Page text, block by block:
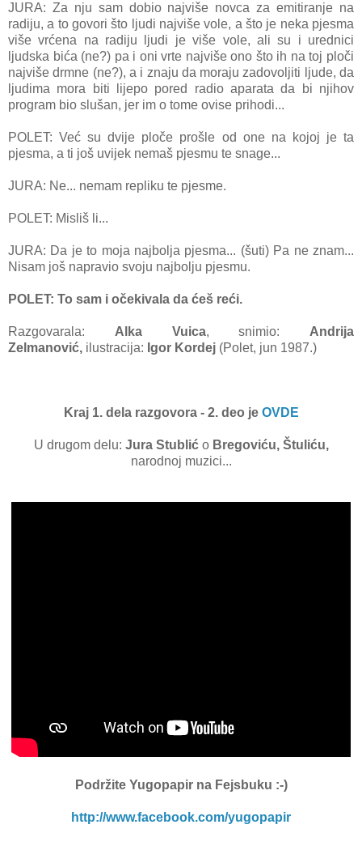
JURA: Za nju sam dobio najviše novca za emitiranje na
radiju, a to govori što ljudi najviše vole, a što je neka pjesma
više vrćena na radiju ljudi je više vole, ali su i urednici
ljudska bića (ne?) pa i oni vrte najviše ono što ih na toj ploči
najviše drmne (ne?), a i znaju da moraju zadovoljiti ljude, da
ljudima mora biti lijepo pored radio aparata da bi njihov
program bio slušan, jer im o tome ovise prihodi...
POLET: Već su dvije ploče prošle od one na kojoj je ta
pjesma, a ti još uvijek nemaš pjesmu te snage...
JURA: Ne... nemam repliku te pjesme.
POLET: Misliš li...
JURA: Da je to moja najbolja pjesma... (šuti) Pa ne znam...
Nisam još napravio svoju najbolju pjesmu.
POLET: To sam i očekivala da ćeš reći.
Razgovarala: Alka Vuica, snimio: Andrija
Zelmanović, ilustracija: Igor Kordej (Polet, jun 1987.)
Kraj 1. dela razgovora - 2. deo je OVDE
U drugom delu: Jura Stublić oBregoviću, Štuliću,
narodnoj muzici...
Podržite Yugopapirna Fejsbuku :-)
http://www.facebook.com/yugopapir